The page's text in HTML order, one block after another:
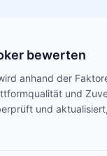
bewerten
anhand der
und
und